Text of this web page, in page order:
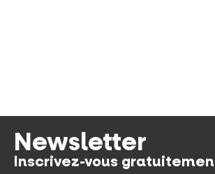
Newsletter
Inscrivez-vous